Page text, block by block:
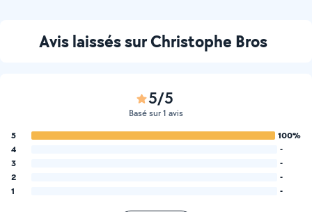
Avis laissés sur Christophe Bros
5/5
Basé sur 1 avis
5
100%
4
-
3
-
2
-
1
-